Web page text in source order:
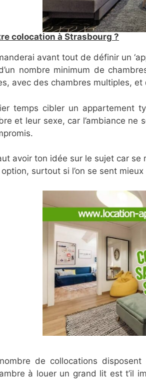
colocation à Strasbourg ?
avant tout de définir un
nombre minimum de
avec des chambres multiples,
temps cibler un appartement
et leur sexe, car l’ambiance ne
avoir ton idée sur le sujet car
surtout si l’on se sent
de collocations
à louer un grand lit est t’il